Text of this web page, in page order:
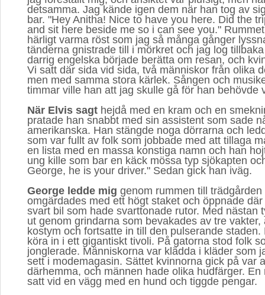
detsamma. Jag kände igen dem när han tog av
bar. "Hey Anitha! Nice to have you here. Did the
and sit here beside me so i can see you."
härligt varma röst som jag så många gånger
tänderna gnistrade till i mörkret och jag log
darrig engelska började berätta om resan, och
Vi satt där sida vid sida, två människor från olika
men med samma stora kärlek. Sången och
timmar ville han att jag skulle gå för han behövde
När Elvis sagt hejdå med en kram och en
pratade han snabbt med sin assistent som sade
amerikanska. Han stängde noga dörrarna och
som var fullt av folk som jobbade med att tillaga
en lista med en massa konstiga namn och han
ung kille som bar en käck mössa typ sjökapten
George, he is your driver." Sedan gick han iväg.
George ledde mig genom rummen till trädgården
omgärdades med ett högt staket och öppnade
svart bil som hade svarttonade rutor. Med nästan
ut genom grindarna som bevakades av tre vakter,
kostym och fortsatte in till den pulserande staden.
köra in i ett gigantiskt tivoli. På gatorna stod folk
jonglerade. Människorna var klädda i kläder som
sett i modemagasin. Sättet kvinnorna gick på var
därhemma, och männen hade olika hudfärger. En
satt vid en vägg med en hund och tiggde pengar.